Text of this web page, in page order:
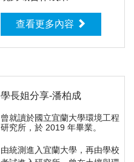
查看更多內容
學長姐分享-潘柏成
曾就讀於國立宜蘭大學環境工程
研究所，於 2019 年畢業。
由統測進入宜蘭大學，再由學校